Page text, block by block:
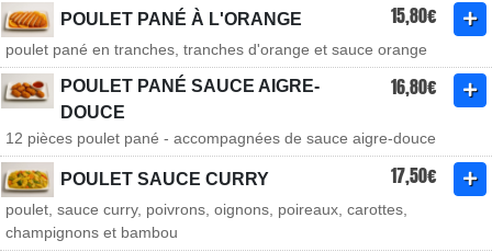
POULET PANÉ À L'ORANGE 15,80€
poulet pané en tranches, tranches d'orange et sauce orange
POULET PANÉ SAUCE AIGRE-
DOUCE
16,80€
12 pièces poulet pané - accompagnées de sauce aigre-douce
POULET SAUCE CURRY 17,50€
poulet, sauce curry, poivrons, oignons, poireaux, carottes,
champignons et bambou